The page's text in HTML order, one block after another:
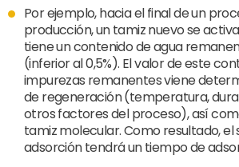
Por ejemplo, hacia el final de un
producción, un tamiz nuevo se
tiene un contenido de agua
(inferior al 0,5%). El valor de este
impurezas remanentes viene
de regeneración (temperatura,
otros factores del proceso), así
tamiz molecular. Como resultado, el
adsorción tendrá un tiempo de